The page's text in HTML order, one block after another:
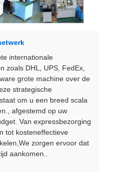
internationale
zoals DHL, UPS, FedEx,
grote machine over de
strategische
om u een breed scala
afgestemd op uw
Van expressbezorging
tot kosteneffectieve
zorgen ervoor dat
aankomen..